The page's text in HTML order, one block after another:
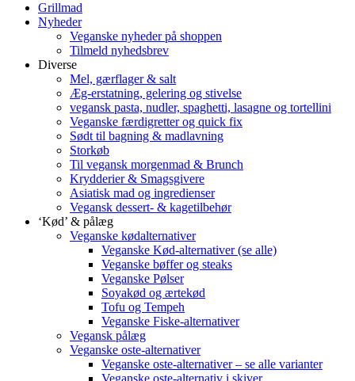
Grillmad
Nyheder
Veganske nyheder på shoppen
Tilmeld nyhedsbrev
Diverse
Mel, gærflager & salt
Æg-erstatning, gelering og stivelse
vegansk pasta, nudler, spaghetti, lasagne og tortellini
Veganske færdigretter og quick fix
Sødt til bagning & madlavning
Storkøb
Til vegansk morgenmad & Brunch
Krydderier & Smagsgivere
Asiatisk mad og ingredienser
Vegansk dessert- & kagetilbehør
‘Kød’ & pålæg
Veganske kødalternativer
Veganske Kød-alternativer (se alle)
Veganske bøffer og steaks
Veganske Pølser
Soyakød og ærtekød
Tofu og Tempeh
Veganske Fiske-alternativer
Vegansk pålæg
Veganske oste-alternativer
Veganske oste-alternativer – se alle varianter